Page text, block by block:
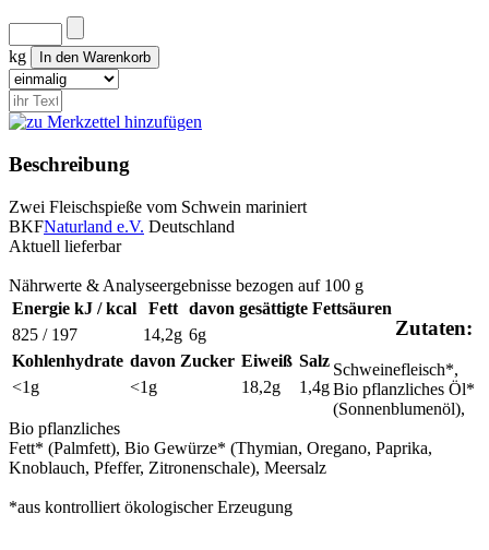
kg
Beschreibung
Zwei Fleischspieße vom Schwein mariniert
BKFNaturland e.V. Deutschland
Aktuell lieferbar
Nährwerte & Analyseergebnisse bezogen auf 100 g
Energie kJ / kcal
825 / 197
Fett
14,2g
davon gesättigte Fettsäuren
6g
Kohlenhydrate
<1g
davon Zucker
<1g
Eiweiß
18,2g
Salz
1,4g
Zutaten:
Schweinefleisch*,
Bio pflanzliches Öl*
(Sonnenblumenöl),
Bio pflanzliches
Fett* (Palmfett), Bio Gewürze* (Thymian, Oregano, Paprika,
Knoblauch, Pfeffer, Zitronenschale), Meersalz
*aus kontrolliert ökologischer Erzeugung